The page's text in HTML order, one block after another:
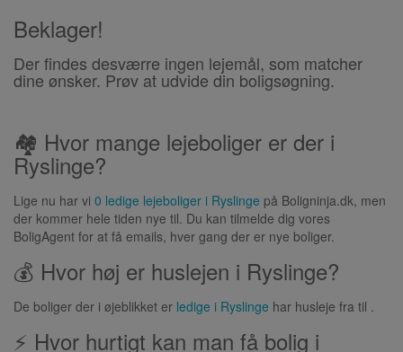
Beklager!
Der findes desværre ingen lejemål, som matcher
dine ønsker. Prøv at udvide din boligsøgning.
🏘 Hvor mange lejeboliger er der i
Ryslinge?
Lige nu har vi 0 ledige lejeboliger i Ryslinge på Boligninja.dk, men
der kommer hele tiden nye til. Du kan tilmelde dig vores
BoligAgent for at få emails, hver gang der er nye boliger.
💰 Hvor høj er huslejen i Ryslinge?
De boliger der i øjeblikket er ledige i Ryslinge har husleje fra til .
⚡ Hvor hurtigt kan man få bolig i